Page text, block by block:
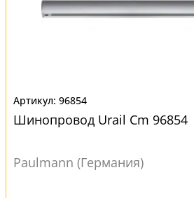
96854
Шинопровод Urail Cm 96854
Paulmann (Германия)